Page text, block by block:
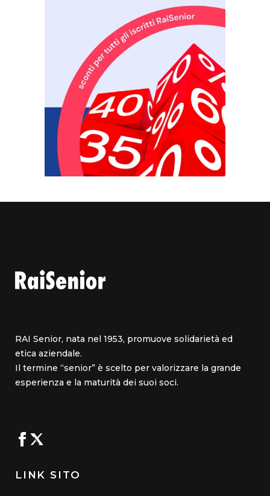
RAI Senior, nata nel 1953, promuove solidarietà ed
etica aziendale.
Il termine “senior” è scelto per valorizzare la grande
esperienza e la maturità dei suoi soci.
LINK SITO